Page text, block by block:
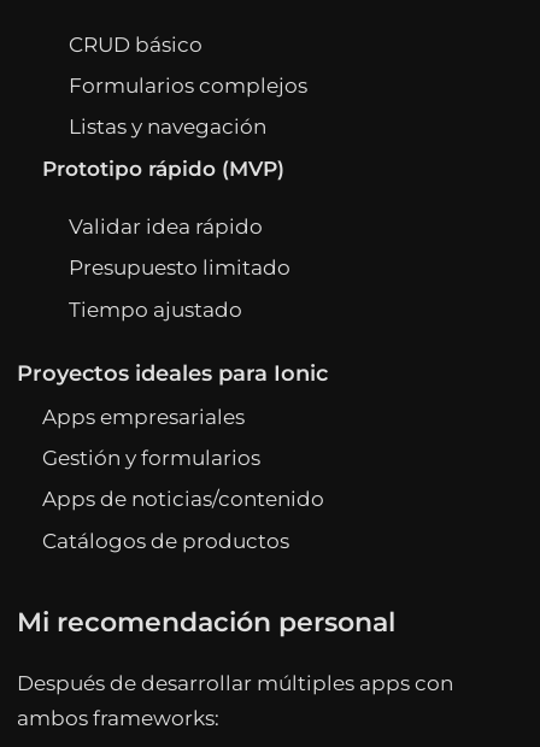
CRUD básico
Formularios complejos
Listas y navegación
Prototipo rápido (MVP)
Validar idea rápido
Presupuesto limitado
Tiempo ajustado
Proyectos ideales para Ionic
Apps empresariales
Gestión y formularios
Apps de noticias/contenido
Catálogos de productos
Mi recomendación personal
Después de desarrollar múltiples apps con
ambos frameworks: